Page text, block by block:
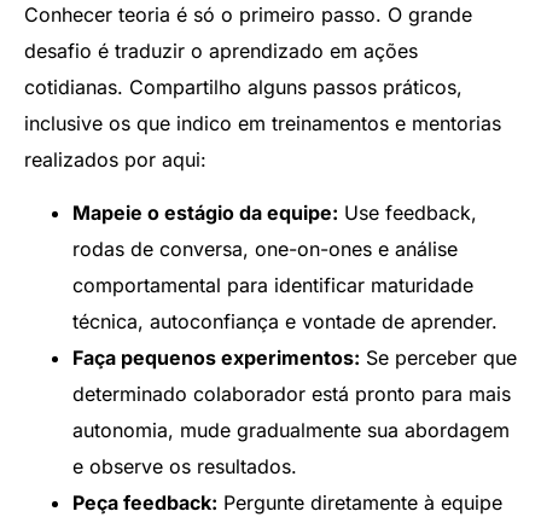
Conhecer teoria é só o primeiro passo. O grande
desafio é traduzir o aprendizado em ações
cotidianas. Compartilho alguns passos práticos,
inclusive os que indico em treinamentos e mentorias
realizados por aqui:
Mapeie o estágio da equipe: Use feedback,
rodas de conversa, one-on-ones e análise
comportamental para identificar maturidade
técnica, autoconfiança e vontade de aprender.
Faça pequenos experimentos: Se perceber que
determinado colaborador está pronto para mais
autonomia, mude gradualmente sua abordagem
e observe os resultados.
Peça feedback: Pergunte diretamente à equipe